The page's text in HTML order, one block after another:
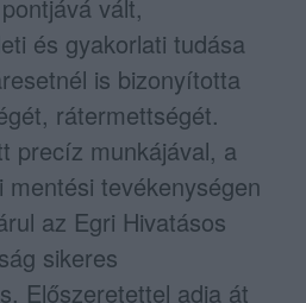
vált,
és gyakorlati tudása
is bizonyította
rátermettségét.
precíz munkájával, a
tevékenységen
az Egri Hivatásos
sikeres
Előszeretettel adja át